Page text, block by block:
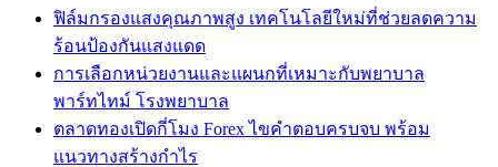
ฟิล์มกรองแสงคุณภาพสูง เทคโนโลยีใหม่ที่ช่วยลดความ
ร้อนป้องกันแสงแดด
การเลือกหน่วยงานและแผนกที่เหมาะกับพยาบาล
พาร์ทไทม์ โรงพยาบาล
ตลาดทองเปิดกี่โมง Forex ไขคำตอบครบจบ พร้อม
แนวทางสร้างกำไร